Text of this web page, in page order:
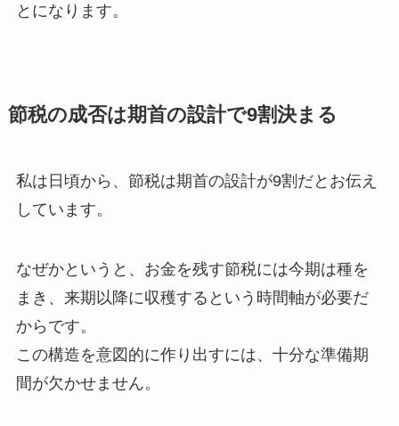
とになります。
節税の成否は期首の設計で9割決まる
私は日頃から、節税は期首の設計が9割だとお伝え
しています。
なぜかというと、お金を残す節税には今期は種を
まき、来期以降に収穫するという時間軸が必要だ
からです。
この構造を意図的に作り出すには、十分な準備期
間が欠かせません。